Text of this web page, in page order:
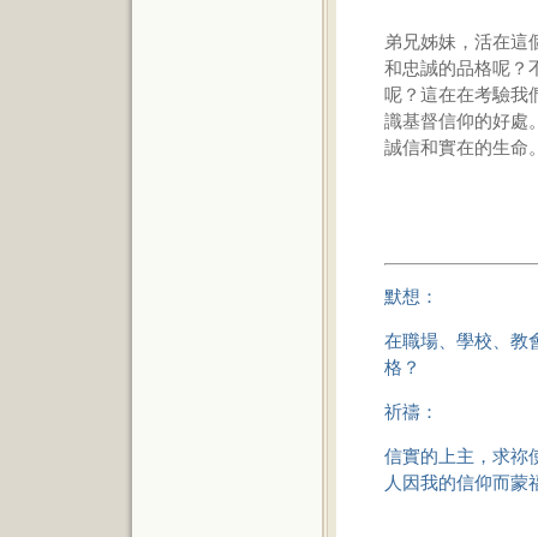
弟兄姊妹，活在這
和忠誠的品格呢？
呢？這在在考驗我
識基督信仰的好處
誠信和實在的生命
默想：
在職場、學校、教
格？
祈禱：
信實的上主，求祢
人因我的信仰而蒙